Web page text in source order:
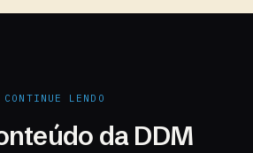
CONTINUE LENDO
da DDM